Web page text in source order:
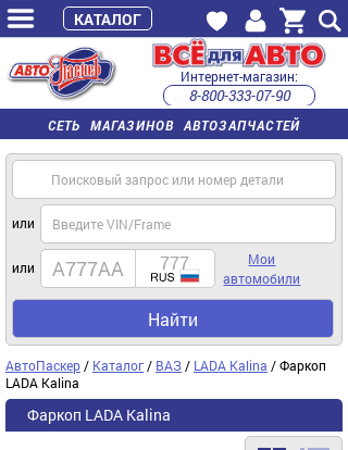
СЕТЬ МАГАЗИНОВ АВТОЗАПЧАСТЕЙ
Интернет-магазин:
8-800-333-07-90
часы работы с 9:00 до 22:00 (пн-пт)
или
или
Мои
автомобили
Найти
АвтоПаскер / Каталог / ВАЗ / LADA Kalina / Фаркоп
LADA Kalina
Фаркоп LADA Kalina
КАТАЛОГ